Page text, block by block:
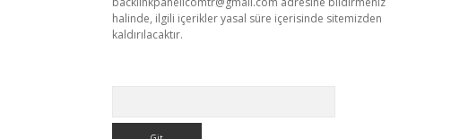
halinde, ilgili içerikler yasal süre içerisinde sitemizden
kaldırılacaktır.